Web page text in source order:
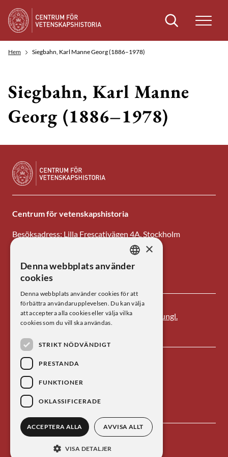
Sök
Hem Siegbahn, Karl Manne Georg (1886–1978)
Siegbahn, Karl Manne
Georg (1886–1978)
Centrum för vetenskapshistoria
Besöksadress: Lilla Frescativägen 4A, Stockholm
E-post: centrum@kva.se
Kontakta oss
Centrum för vetenskapshistoria är ett av
Kungl.
Vetenskapsakademiens forskningsinstitut.
SWEDISH
×
Denna webbplats använder
cookies
Denna webbplats använder cookies för att
förbättra användarupplevelsen. Du kan välja
att acceptera alla cookies eller välja vilka
cookies som du vill ska användas.
STRIKT NÖDVÄNDIGT
PRESTANDA
FUNKTIONER
OKLASSIFICERADE
ACCEPTERA ALLA AVVISA ALLT
VISA DETALJER